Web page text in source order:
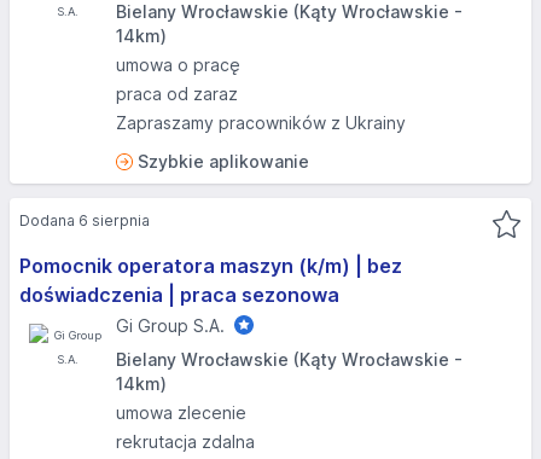
Bielany Wrocławskie (Kąty Wrocławskie -
14km)
umowa o pracę
praca od zaraz
Zapraszamy pracowników z Ukrainy
Szybkie aplikowanie
Pomocnik operatora maszyn (k/m) | bez
doświadczenia | praca sezonowa
Gi Group S.A.
Bielany Wrocławskie (Kąty Wrocławskie -
14km)
umowa zlecenie
rekrutacja zdalna
Dodana 6 sierpnia